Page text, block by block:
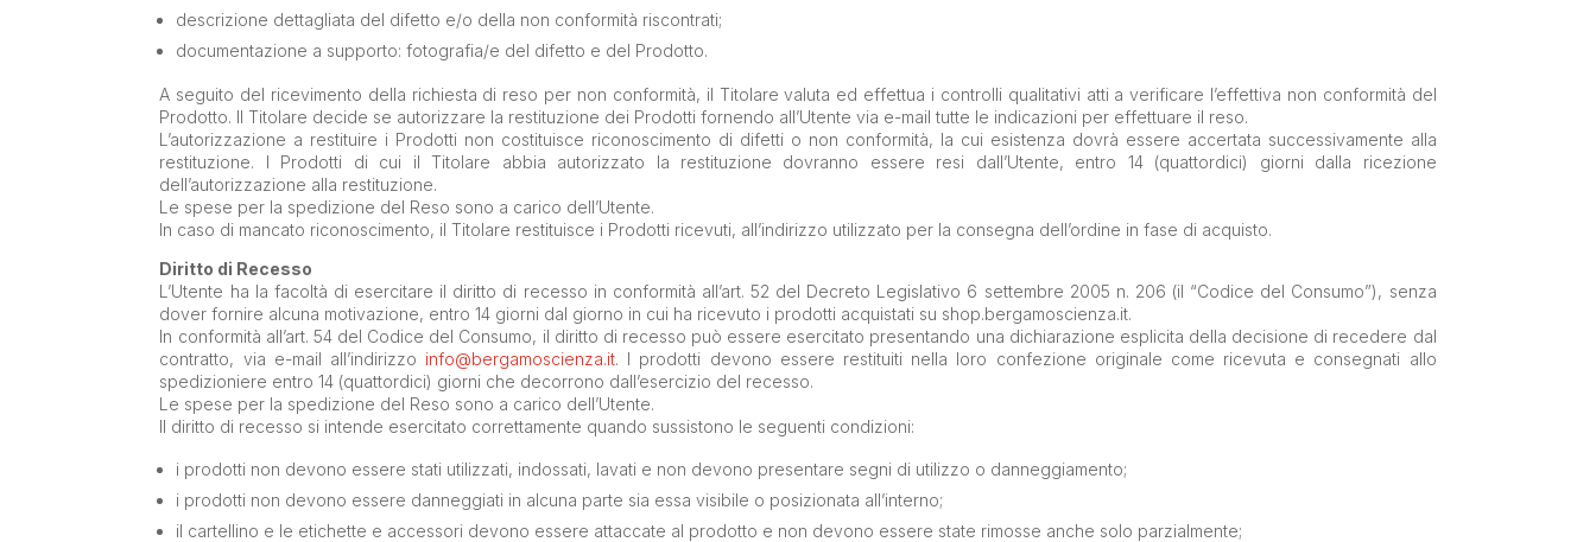
descrizione dettagliata del difetto e/o della non conformità riscontrati;
documentazione a supporto: fotografia/e del difetto e del Prodotto.
A seguito del ricevimento della richiesta di reso per non conformità, il Titolare valuta ed effettua i controlli qualitativi atti a verificare l’effettiva non conformità del
Prodotto. Il Titolare decide se autorizzare la restituzione dei Prodotti fornendo all’Utente via e-mail tutte le indicazioni per effettuare il reso.
L’autorizzazione a restituire i Prodotti non costituisce riconoscimento di difetti o non conformità, la cui esistenza dovrà essere accertata successivamente alla
restituzione. I Prodotti di cui il Titolare abbia autorizzato la restituzione dovranno essere resi dall’Utente, entro 14 (quattordici) giorni dalla ricezione
dell’autorizzazione alla restituzione.
Le spese per la spedizione del Reso sono a carico dell’Utente.
In caso di mancato riconoscimento, il Titolare restituisce i Prodotti ricevuti, all’indirizzo utilizzato per la consegna dell’ordine in fase di acquisto.
Diritto di Recesso
L’Utente ha la facoltà di esercitare il diritto di recesso in conformità all’art. 52 del Decreto Legislativo 6 settembre 2005 n. 206 (il “Codice del Consumo”), senza
dover fornire alcuna motivazione, entro 14 giorni dal giorno in cui ha ricevuto i prodotti acquistati su shop.bergamoscienza.it.
In conformità all’art. 54 del Codice del Consumo, il diritto di recesso può essere esercitato presentando una dichiarazione esplicita della decisione di recedere dal
contratto, via e-mail all’indirizzo info@bergamoscienza.it. I prodotti devono essere restituiti nella loro confezione originale come ricevuta e consegnati allo
spedizioniere entro 14 (quattordici) giorni che decorrono dall’esercizio del recesso.
Le spese per la spedizione del Reso sono a carico dell’Utente.
Il diritto di recesso si intende esercitato correttamente quando sussistono le seguenti condizioni:
i prodotti non devono essere stati utilizzati, indossati, lavati e non devono presentare segni di utilizzo o danneggiamento;
i prodotti non devono essere danneggiati in alcuna parte sia essa visibile o posizionata all’interno;
il cartellino e le etichette e accessori devono essere attaccate al prodotto e non devono essere state rimosse anche solo parzialmente;